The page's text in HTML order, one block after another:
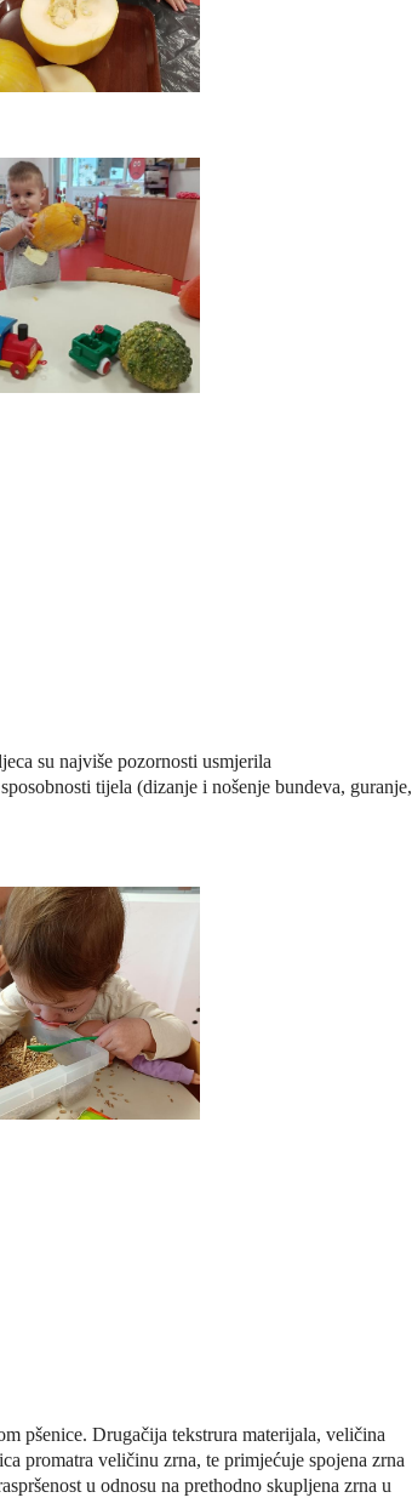
su najviše pozornosti usmjerila
sposobnosti tijela (dizanje i nošenje bundeva, guranje,
pšenice. Drugačija tekstrura materijala, veličina
promatra veličinu zrna, te primjećuje spojena zrna
u odnosu na prethodno skupljena zrna u